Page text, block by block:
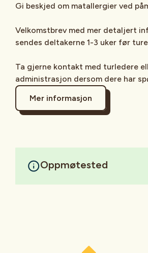
Gi beskjed om matallergier ved
Velkomstbrev med mer detaljert
sendes deltakerne 1-3 uker før
Ta gjerne kontakt med turledere
administrasjon dersom dere har
Mer informasjon
Oppmøtested